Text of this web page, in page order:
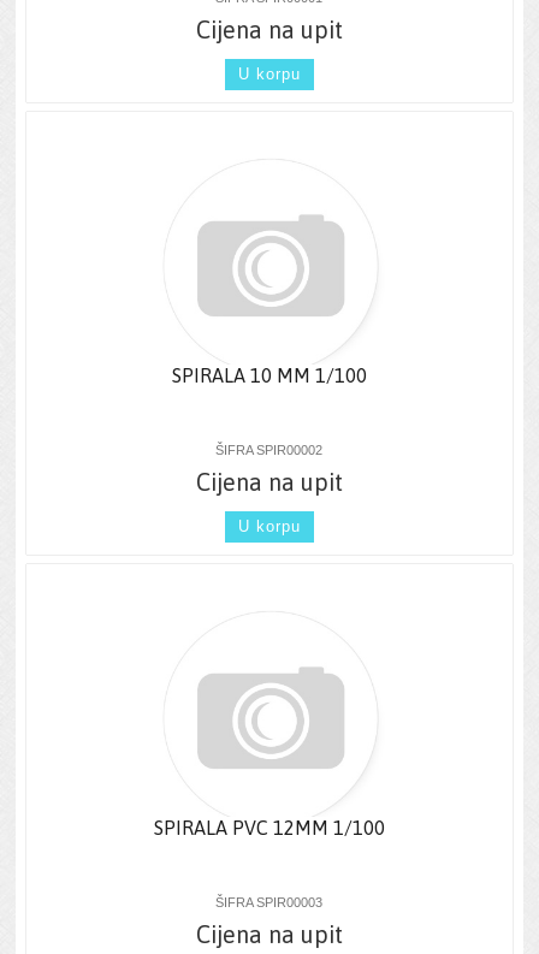
Cijena na upit
U korpu
SPIRALA 10 MM 1/100
ŠIFRA SPIR00002
Cijena na upit
U korpu
SPIRALA PVC 12MM 1/100
ŠIFRA SPIR00003
Cijena na upit